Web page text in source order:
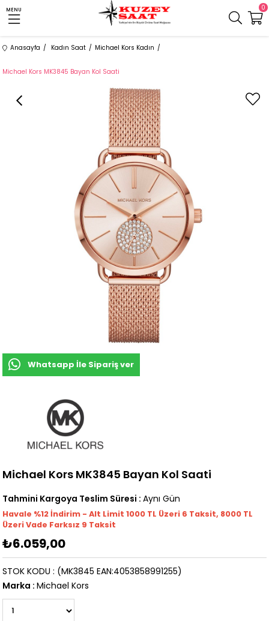
MENU 0
Anasayfa Kadın Saat Michael Kors Kadın
Michael Kors MK3845 Bayan Kol Saati
Whatsapp İle Sipariş ver
Michael Kors MK3845 Bayan Kol Saati
Tahmini Kargoya Teslim Süresi : Aynı Gün
Havale %12 İndirim - Alt Limit 1000 TL Üzeri 6 Taksit, 8000 TL
Üzeri Vade Farksız 9 Taksit
₺6.059,00
(MK3845 EAN:4053858991255)
STOK KODU
Marka : Michael Kors